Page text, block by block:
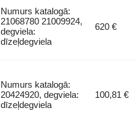
Numurs katalogā:
21068780 21009924,
degviela:
dīzeļdegviela
620 €
Numurs katalogā:
20424920, degviela:
dīzeļdegviela
100,81 €